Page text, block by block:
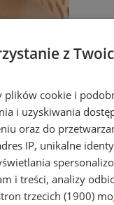
kotka
z
plików cookie i
i uzyskiwania
oraz do
IP, unikalne
i treści, analizy
trzecich (1900)